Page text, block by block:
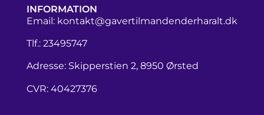
INFORMATION
Email: kontakt@gavertilmandenderharalt.dk
Tlf.: 23495747
Adresse: Skipperstien 2, 8950 Ørsted
CVR: 40427376